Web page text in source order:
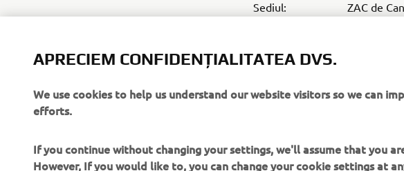
Sediul: ZAC de
Business: Development,
Website:www.em-
APRECIEM CONFIDENȚIALITATEA DVS.
We use cookies to help us understand our website visitors so we can
efforts.
If you continue without changing your settings, we'll assume that you
However, If you would like to, you can change your cookie settings at